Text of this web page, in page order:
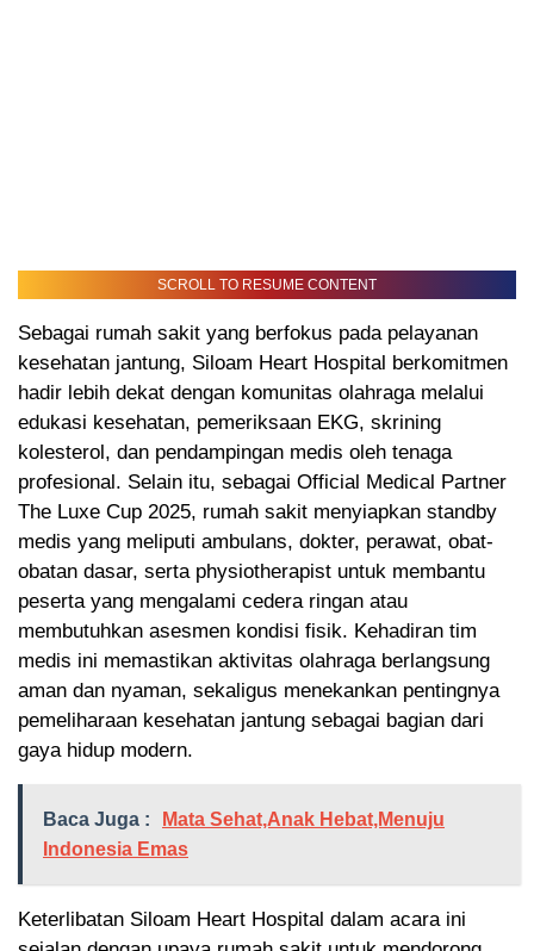
SCROLL TO RESUME CONTENT
Sebagai rumah sakit yang berfokus pada pelayanan
kesehatan jantung, Siloam Heart Hospital berkomitmen
hadir lebih dekat dengan komunitas olahraga melalui
edukasi kesehatan, pemeriksaan EKG, skrining
kolesterol, dan pendampingan medis oleh tenaga
profesional. Selain itu, sebagai Official Medical Partner
The Luxe Cup 2025, rumah sakit menyiapkan standby
medis yang meliputi ambulans, dokter, perawat, obat-
obatan dasar, serta physiotherapist untuk membantu
peserta yang mengalami cedera ringan atau
membutuhkan asesmen kondisi fisik. Kehadiran tim
medis ini memastikan aktivitas olahraga berlangsung
aman dan nyaman, sekaligus menekankan pentingnya
pemeliharaan kesehatan jantung sebagai bagian dari
gaya hidup modern.
Baca Juga :
Mata Sehat,Anak Hebat,Menuju
Indonesia Emas
Keterlibatan Siloam Heart Hospital dalam acara ini